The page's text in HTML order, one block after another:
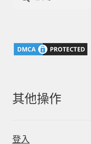
字:
其他操作
登入